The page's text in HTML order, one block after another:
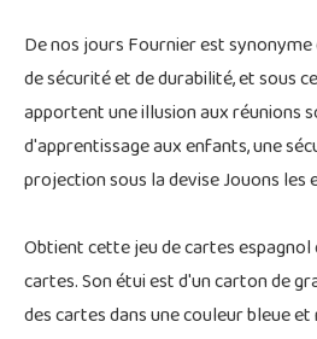
De nos jours Fournier est
de sécurité et de durabilité, et sous
apportent une illusion aux réunions
d'apprentissage aux enfants, une
projection sous la devise Jouons les
Obtient cette jeu de cartes
cartes. Son étui est d'un carton de
des cartes dans une couleur bleue